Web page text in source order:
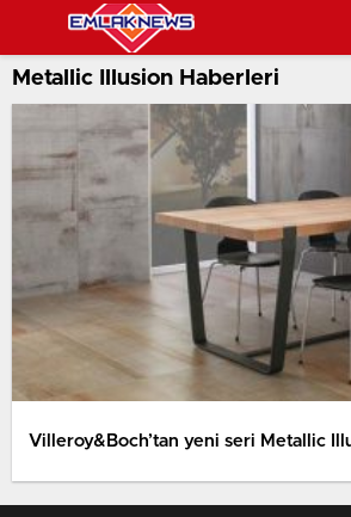
Metallic Illusion Haberleri
Villeroy&Boch’tan yeni seri Metallic